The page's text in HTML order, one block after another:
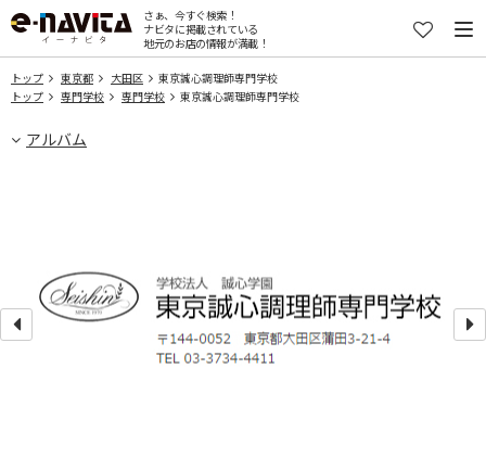
さぁ、今すぐ検索！
ナビタに掲載されている
地元のお店の情報が満載！
トップ 東京都 大田区
東京誠心調理師専門学校
トップ
専門学校 専門学校 東京誠心調理師専門学校
アルバム